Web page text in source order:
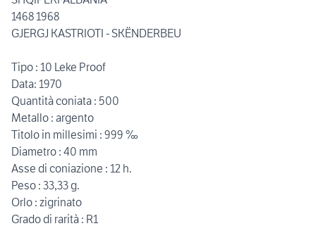
1468 1968
GJERGJ KASTRIOTI - SKËNDERBEU
Tipo : 10 Leke Proof
Data: 1970
Quantità coniata : 500
Metallo : argento
Titolo in millesimi : 999 ‰
Diametro : 40 mm
Asse di coniazione : 12 h.
Peso : 33,33 g.
Orlo : zigrinato
Grado di rarità : R1